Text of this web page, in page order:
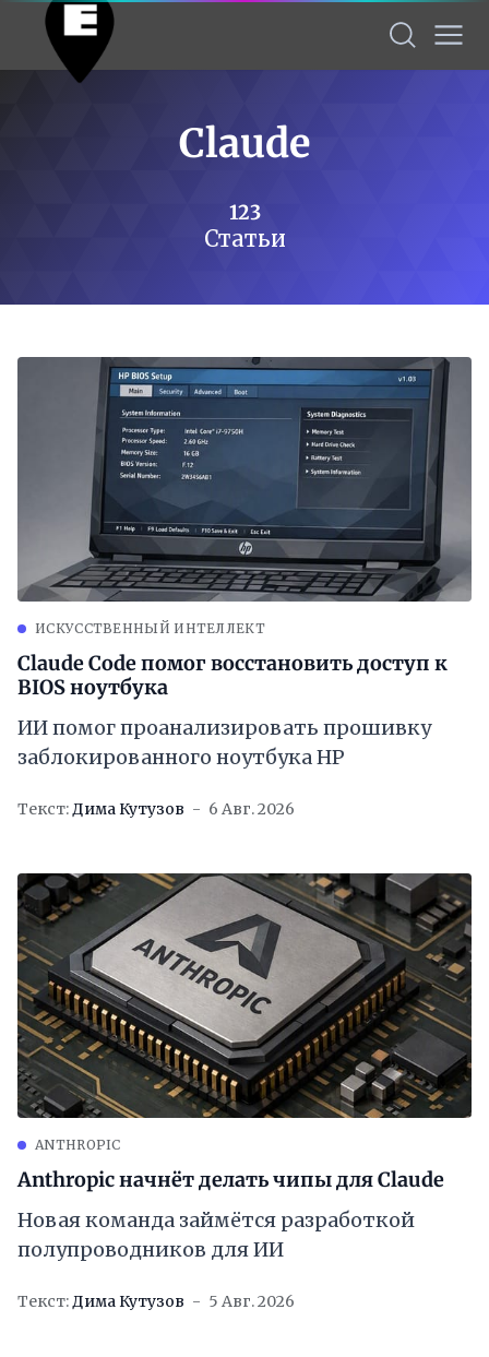
Claude
123
Статьи
ИСКУССТВЕННЫЙ ИНТЕЛЛЕКТ
Claude Code помог восстановить доступ к
BIOS ноутбука
ИИ помог проанализировать прошивку
заблокированного ноутбука HP
Текст:Дима Кутузов 6 Авг. 2026
ANTHROPIC
Anthropic начнёт делать чипы для Claude
Новая команда займётся разработкой
полупроводников для ИИ
Текст:Дима Кутузов 5 Авг. 2026